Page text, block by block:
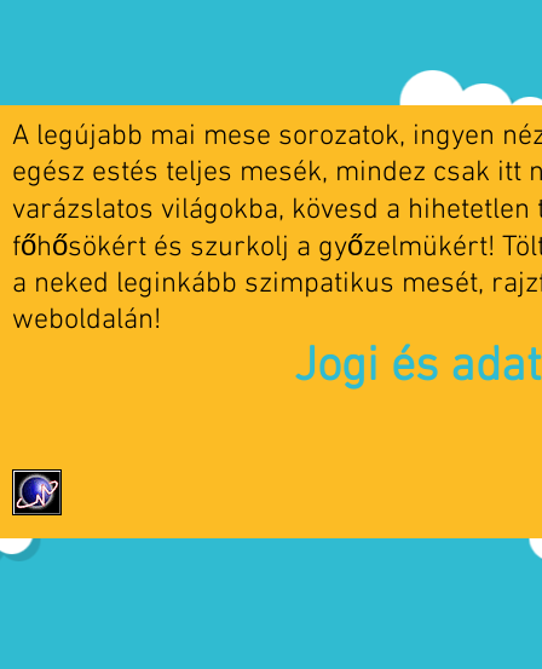
A legújabb mai mese sorozatok, ingyen
egész estés teljes mesék, mindez csak itt
varázslatos világokba, kövesd a
főhősökért és szurkolj a győzelmükért!
a neked leginkább szimpatikus mesét,
weboldalán!
Jogi és